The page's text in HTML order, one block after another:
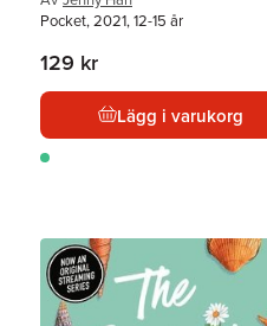
Pocket, 2021, 12-15 år
129 kr
Lägg i varukorg